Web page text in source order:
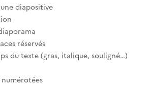
diapositive
réservés
du texte (gras, italique, souligné…)